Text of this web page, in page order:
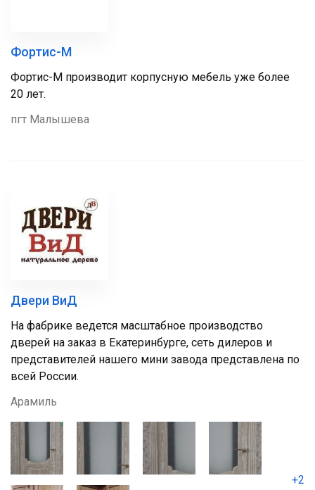
Фортис-М
Фортис-М производит корпусную мебель уже более
20 лет.
пгт Малышева
Двери ВиД
На фабрике ведется масштабное производство
дверей на заказ в Екатеринбурге, сеть дилеров и
представителей нашего мини завода представлена по
всей России.
Арамиль
+2